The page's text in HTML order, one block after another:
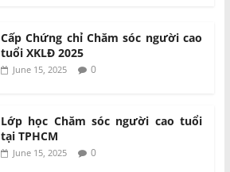
Cấp Chứng chỉ Chăm sóc người cao
tuổi XKLĐ 2025
June 15, 2025 0
Lớp học Chăm sóc người cao tuổi
tại TPHCM
June 15, 2025 0